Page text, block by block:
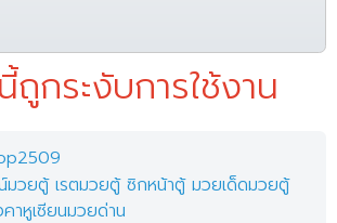
กระงับการใช้งาน
วยตู้ เรตมวยตู้ ซิกหน้าตู้ มวยเด็ดมวยตู้
าหูเซียนมวยด่าน